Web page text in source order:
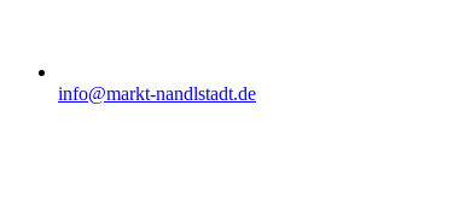
info@markt-nandlstadt.de